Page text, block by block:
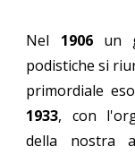
Nel 1906un
podistiche si
primordiale
1933, con
della nostra